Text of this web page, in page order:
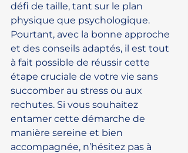
défi de taille, tant sur le plan
physique que psychologique.
Pourtant, avec la bonne approche
et des conseils adaptés, il est tout
à fait possible de réussir cette
étape cruciale de votre vie sans
succomber au stress ou aux
rechutes. Si vous souhaitez
entamer cette démarche de
manière sereine et bien
accompagnée, n’hésitez pas à